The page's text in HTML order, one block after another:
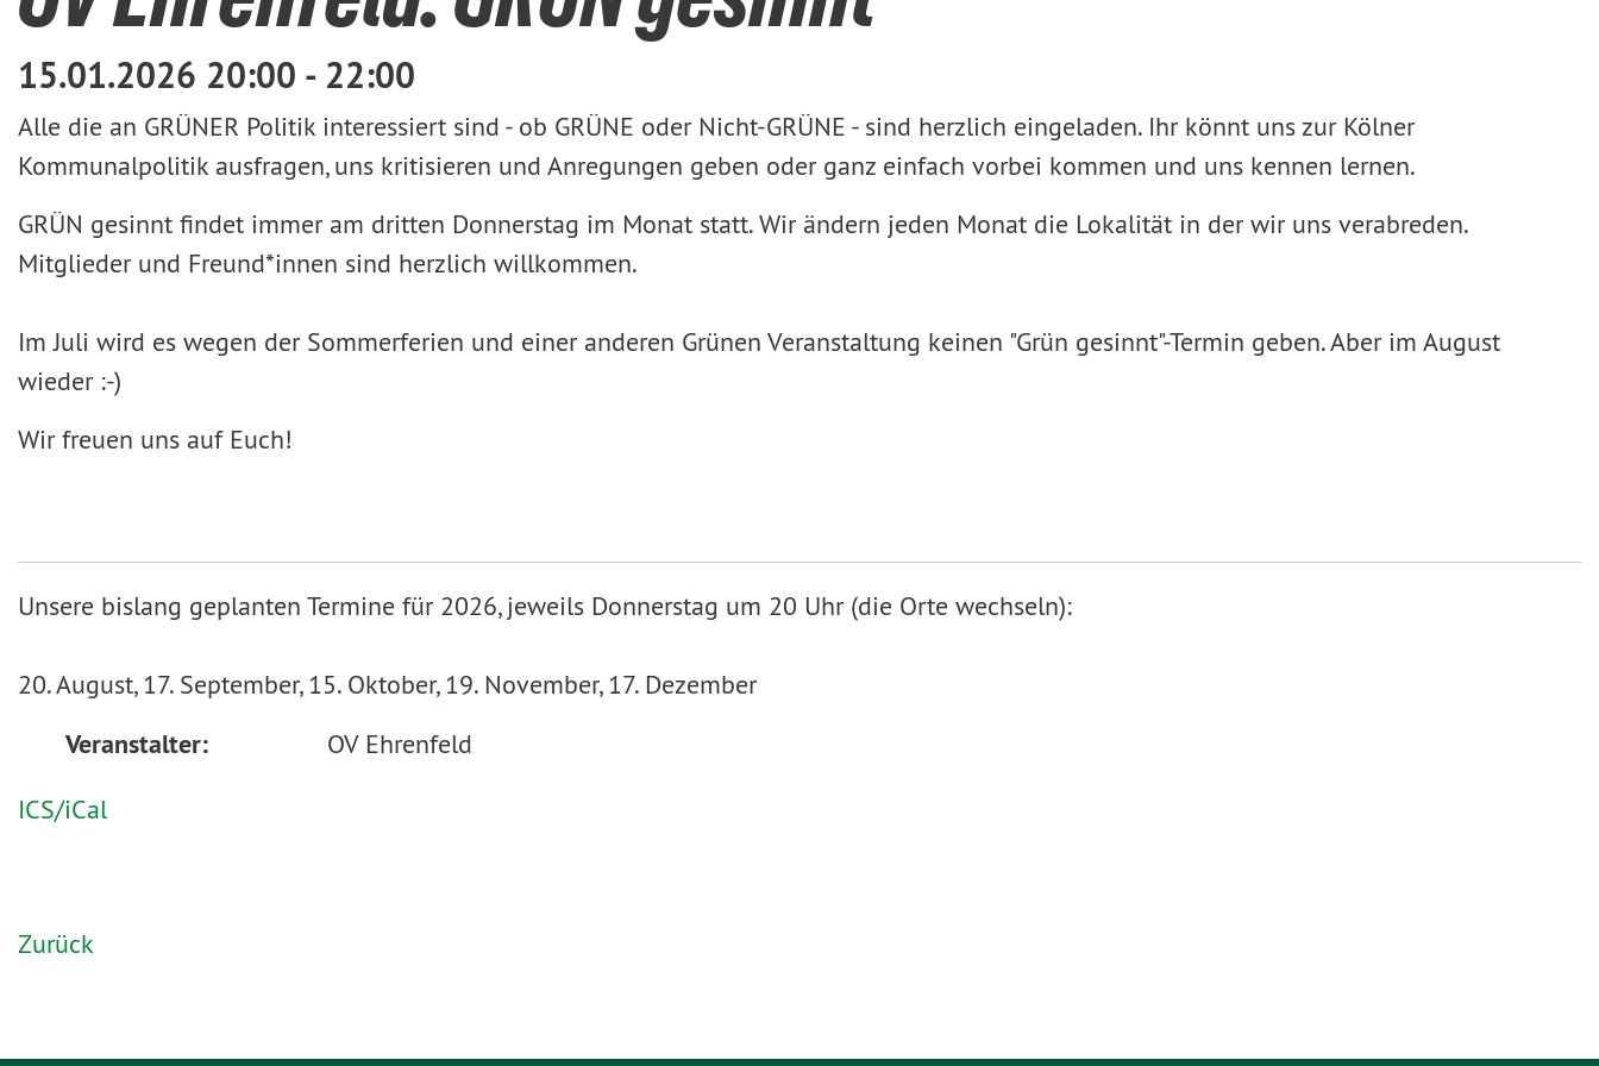
15.01.2026 20:00 - 22:00
Alle die an GRÜNER Politik interessiert sind - ob GRÜNE oder Nicht-GRÜNE - sind herzlich eingeladen. Ihr könnt uns zur Kölner
Kommunalpolitik ausfragen, uns kritisieren und Anregungen geben oder ganz einfach vorbei kommen und uns kennen lernen.
GRÜN gesinnt findet immer am dritten Donnerstag im Monat statt. Wir ändern jeden Monat die Lokalität in der wir uns verabreden.
Mitglieder und Freund*innen sind herzlich willkommen.
Im Juli wird es wegen der Sommerferien und einer anderen Grünen Veranstaltung keinen "Grün gesinnt"-Termin geben. Aber im August
wieder :-)
Wir freuen uns auf Euch!
Unsere bislang geplanten Termine für 2026, jeweils Donnerstag um 20 Uhr (die Orte wechseln):
20. August, 17. September, 15. Oktober, 19. November, 17. Dezember
Veranstalter:
OV Ehrenfeld
ICS/iCal
Zurück